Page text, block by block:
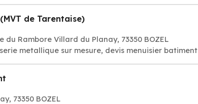
de Tarentaise)
du Rambore Villard du Planay, 73350 BOZEL
metallique sur mesure, devis menuisier batiment
73350 BOZEL